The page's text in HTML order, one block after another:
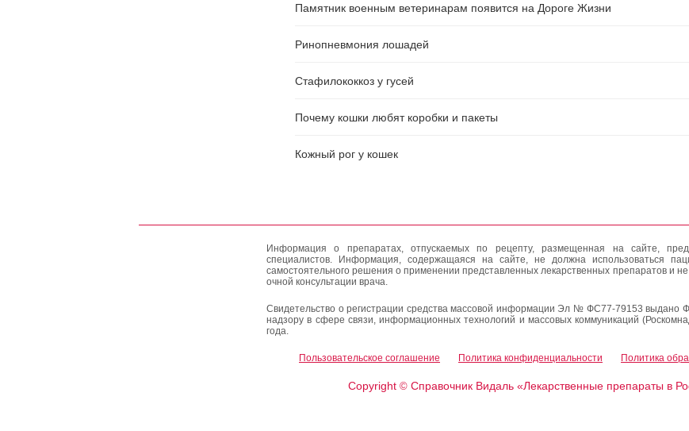
Памятник военным ветеринарам появится на Дороге Жизни
Ринопневмония лошадей
Стафилококкоз у гусей
Почему кошки любят коробки и пакеты
Кожный рог у кошек
Информация о препаратах, отпускаемых по рецепту, размещенная на сайте,
специалистов. Информация, содержащаяся на сайте, не должна использоваться
самостоятельного решения о применении представленных лекарственных препаратов и
очной консультации врача.
Свидетельство о регистрации средства массовой информации Эл № ФС77-79153 выдано
надзору в сфере связи, информационных технологий и массовых коммуникаций
года.
Пользовательское соглашение Политика конфиденциальности Политика
Copyright ©Справочник Видаль «Лекарственные препараты в